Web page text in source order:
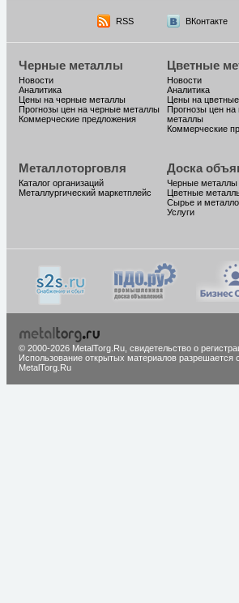
RSS ВКонтакте
Черные металлы
Новости
Аналитика
Цены на черные металлы
Прогнозы цен на черные металлы
Коммерческие предложения
Цветные
Новости
Аналитика
Цены на
Прогнозы цен на
металлы
Коммерческие
Металлоторговля
Каталог организаций
Металлургический маркетплейс
Доска
Черные металлы
Цветные
Сырье и
Услуги
© 2000-2026 MetalTorg.Ru, cвидетельство о
Использование открытых материалов разрешается
MetalTorg.Ru